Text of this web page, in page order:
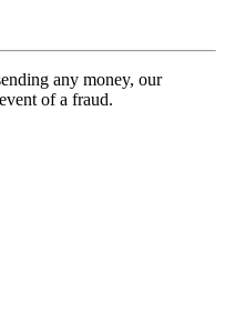
any money, our
of a fraud.